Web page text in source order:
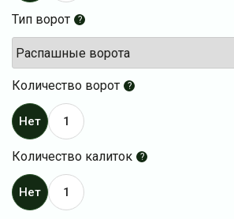
Тип ворот ?
Количество ворот ?
Нет 1
Количество калиток ?
Нет 1